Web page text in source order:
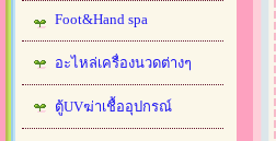
Foot&Hand spa
อะไหล่เครื่องนวดต่างๆ
ตู้UVฆ่าเชื้ออุปกรณ์